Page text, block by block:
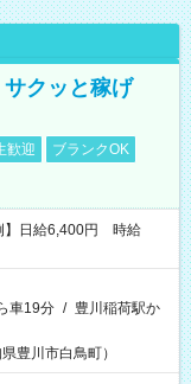
クッと稼げ
歓迎
ブランクOK
】日給6,400円 時給
車19分 / 豊川稲荷駅か
豊川市白鳥町）